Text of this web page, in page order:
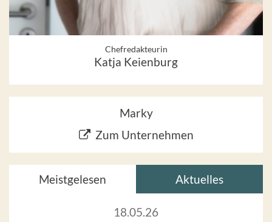
Chefredakteurin
Katja Keienburg
Marky
Zum Unternehmen
Meistgelesen Aktuelles
18.05.26